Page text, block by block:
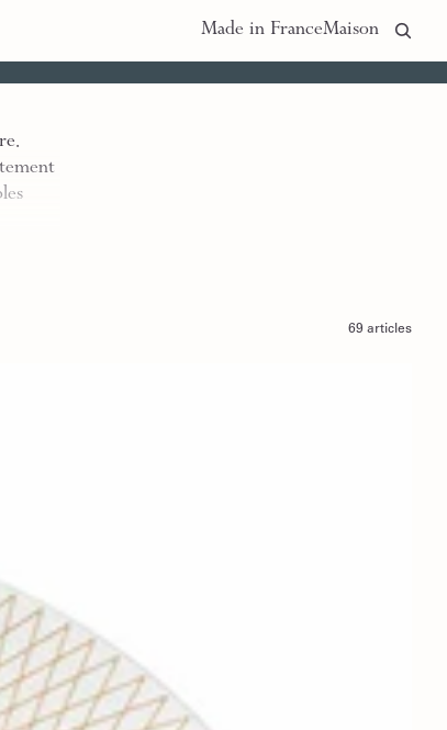
Made in FranceMaison
69 articles